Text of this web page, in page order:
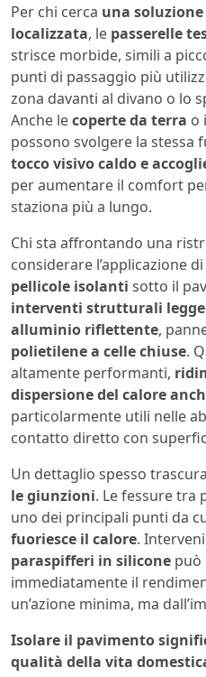
Per chi cerca una
localizzata, le passerelle
strisce morbide, simili a
punti di passaggio più
zona davanti al divano o lo
Anche lecoperte da terra o
possono svolgere la stessa
tocco visivo caldo e
per aumentare il comfort
staziona più a lungo.
Chi sta affrontando una
considerare l’applicazione di
pellicole isolanti sotto il
interventi strutturali
alluminio riflettente,
polietilene a celle chiuse.
altamente performanti,
dispersione del calore
particolarmente utili nelle
contatto diretto con
Un dettaglio spesso
le giunzioni. Le fessure tra
uno dei principali punti da
fuoriesce il calore.
paraspifferi in silicone può
immediatamente il
un’azione minima, ma
Isolare il pavimento
qualità della vita